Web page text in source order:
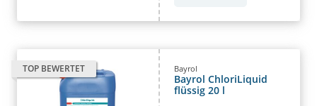
TOP BEWERTET Bayrol
Bayrol ChloriLiquid
flüssig 20 l